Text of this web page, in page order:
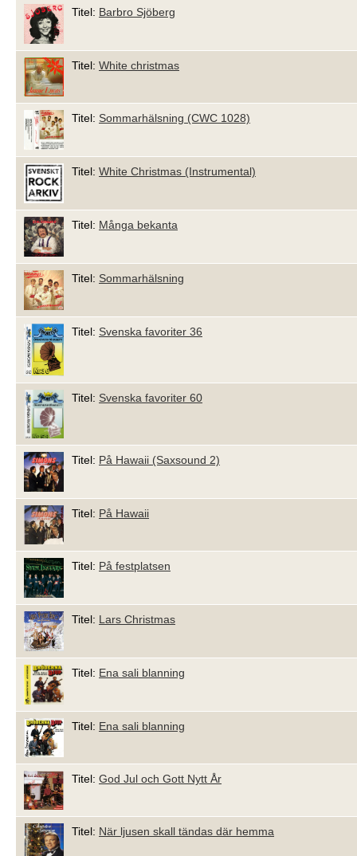
Titel: Barbro Sjöberg
Titel: White christmas
Titel: Sommarhälsning (CWC 1028)
Titel: White Christmas (Instrumental)
Titel: Många bekanta
Titel: Sommarhälsning
Titel: Svenska favoriter 36
Titel: Svenska favoriter 60
Titel: På Hawaii (Saxsound 2)
Titel: På Hawaii
Titel: På festplatsen
Titel: Lars Christmas
Titel: Ena sali blanning
Titel: Ena sali blanning
Titel: God Jul och Gott Nytt År
Titel: När ljusen skall tändas där hemma